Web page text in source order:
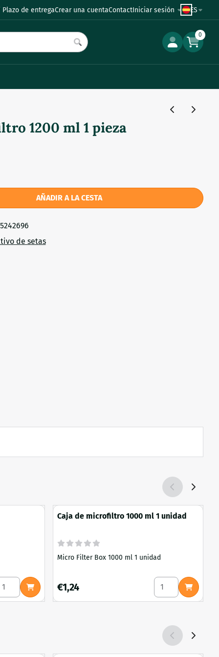
de entregaCrear una cuentaContactIniciar sesión ES
0
1200 ml 1 pieza
AÑADIR A LA CESTA
de setas
haya 5 litroscantidad para Centeno 1 litro
Caja de microfiltro 1000 ml 1 unidad
Micro Filter Box 1000 ml 1 unidad
Precio: 1,24
€1,24 Seleccionar